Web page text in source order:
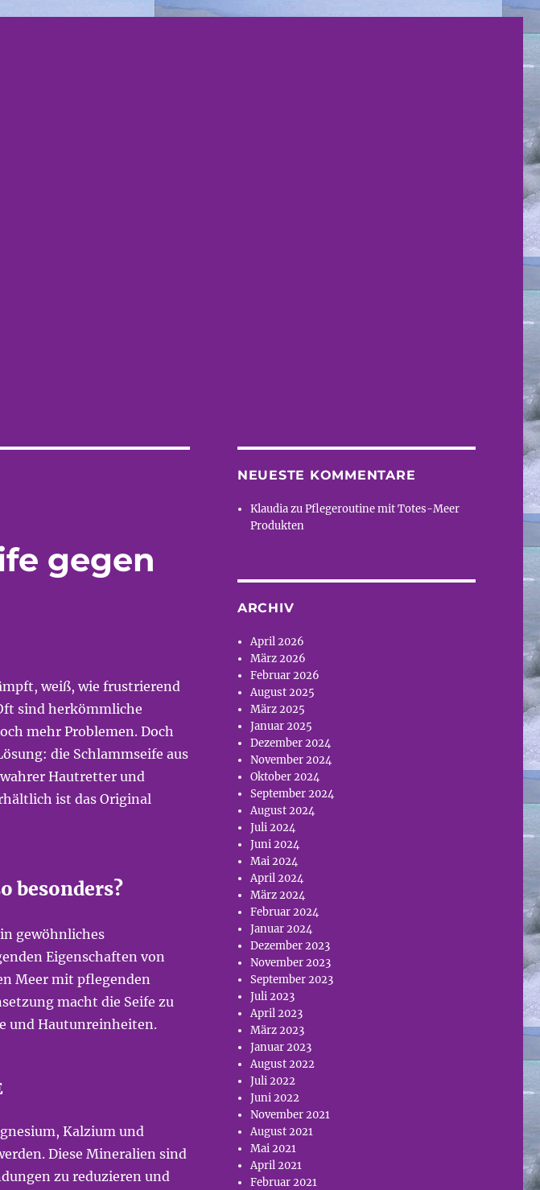
gegen
weiß, wie frustrierend
sind herkömmliche
mehr Problemen. Doch
die Schlammseife aus
Hautretter und
ist das Original
besonders?
gewöhnliches
Eigenschaften von
Meer mit pflegenden
macht die Seife zu
und Hautunreinheiten.
Kalzium und
Diese Mineralien sind
zu reduzieren und
NEUESTE KOMMENTARE
KlaudiazuPflegeroutine mit Totes-Meer
Produkten
ARCHIV
April 2026
März 2026
Februar 2026
August 2025
März 2025
Januar 2025
Dezember 2024
November 2024
Oktober 2024
September 2024
August 2024
Juli 2024
Juni 2024
Mai 2024
April 2024
März 2024
Februar 2024
Januar 2024
Dezember 2023
November 2023
September 2023
Juli 2023
April 2023
März 2023
Januar 2023
August 2022
Juli 2022
Juni 2022
November 2021
August 2021
Mai 2021
April 2021
Februar 2021